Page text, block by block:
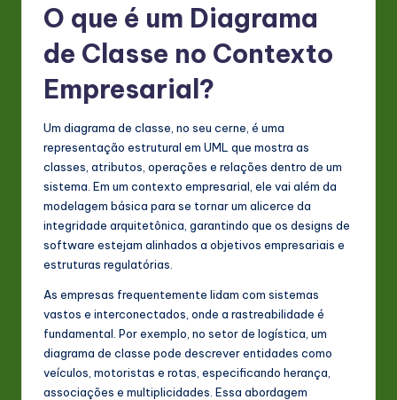
O que é um Diagrama
de Classe no Contexto
Empresarial?
Um diagrama de classe, no seu cerne, é uma
representação estrutural em UML que mostra as
classes, atributos, operações e relações dentro de um
sistema. Em um contexto empresarial, ele vai além da
modelagem básica para se tornar um alicerce da
integridade arquitetônica, garantindo que os designs de
software estejam alinhados a objetivos empresariais e
estruturas regulatórias.
As empresas frequentemente lidam com sistemas
vastos e interconectados, onde a rastreabilidade é
fundamental. Por exemplo, no setor de logística, um
diagrama de classe pode descrever entidades como
veículos, motoristas e rotas, especificando herança,
associações e multiplicidades. Essa abordagem